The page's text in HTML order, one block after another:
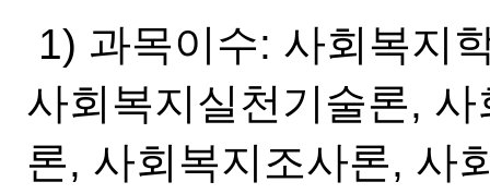
1) 과목이수: 사회복지
사회복지실천기술론,
론, 사회복지조사론, 사